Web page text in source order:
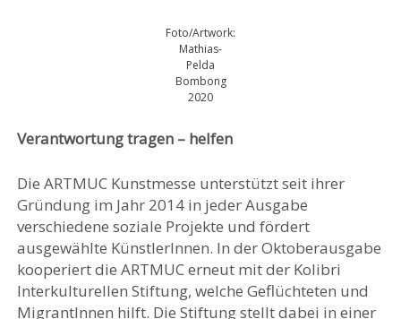
Foto/Artwork:
Mathias-
Pelda
Bombong
2020
Verantwortung tragen – helfen
Die ARTMUC Kunstmesse unterstützt seit ihrer
Gründung im Jahr 2014 in jeder Ausgabe
verschiedene soziale Projekte und fördert
ausgewählte KünstlerInnen. In der Oktoberausgabe
kooperiert die ARTMUC erneut mit der Kolibri
Interkulturellen Stiftung, welche Geflüchteten und
MigrantInnen hilft. Die Stiftung stellt dabei in einer